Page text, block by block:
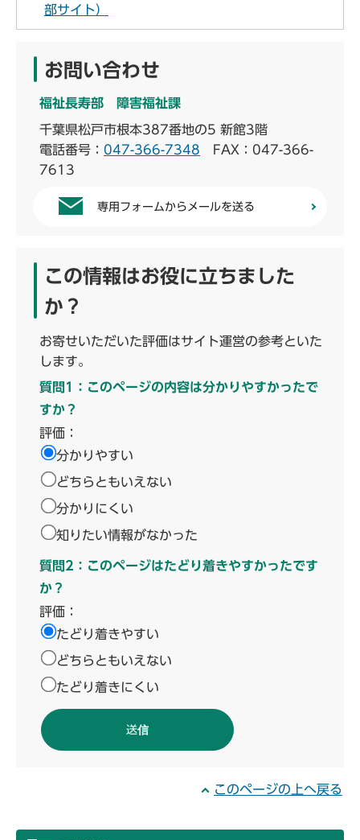
部サイト）
お問い合わせ
福祉長寿部 障害福祉課
千葉県松戸市根本387番地の5 新館3階
電話番号： 047-366-7348 FAX：047-366-
7613
専用フォームからメールを送る
この情報はお役に立ちました
か？
お寄せいただいた評価はサイト運営の参考といた
します。
質問1：このページの内容は分かりやすかったで
すか？
評価：
分かりやすい
どちらともいえない
分かりにくい
知りたい情報がなかった
質問2：このページはたどり着きやすかったです
か？
評価：
たどり着きやすい
どちらともいえない
たどり着きにくい
このページの上へ戻る